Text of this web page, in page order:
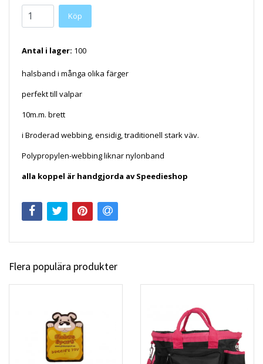
Köp
Antal i lager: 100
halsband i många olika färger
perfekt till valpar
10m.m. brett
i Broderad webbing, ensidig, traditionell stark väv.
Polypropylen-webbing liknar nylonband
alla koppel är handgjorda av Speedieshop
Flera populära produkter